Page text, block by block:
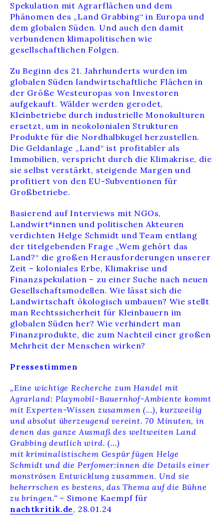
Spekulation mit Agrarflächen und dem
Phänomen des „Land Grabbing“ in Europa und
dem globalen Süden. Und auch den damit
verbundenen klimapolitischen wie
gesellschaftlichen Folgen.
Zu Beginn des 21. Jahrhunderts wurden im
globalen Süden landwirtschaftliche Flächen in
der Größe Westeuropas von Investoren
aufgekauft. Wälder werden gerodet,
Kleinbetriebe durch industrielle Monokulturen
ersetzt, um in neokolonialen Strukturen
Produkte für die Nordhalbkugel herzustellen.
Die Geldanlage „Land“ ist profitabler als
Immobilien, verspricht durch die Klimakrise, die
sie selbst verstärkt, steigende Margen und
profitiert von den EU-Subventionen für
Großbetriebe.
Basierend auf Interviews mit NGOs,
Landwirt*innen und politischen Akteuren
verdichten Helge Schmidt und Team entlang
der titelgebenden Frage „Wem gehört das
Land?“ die großen Herausforderungen unserer
Zeit – koloniales Erbe, Klimakrise und
Finanzspekulation – zu einer Suche nach neuen
Gesellschaftsmodellen. Wie lässt sich die
Landwirtschaft ökologisch umbauen? Wie stellt
man Rechtssicherheit für Kleinbauern im
globalen Süden her? Wie verhindert man
Finanzprodukte, die zum Nachteil einer großen
Mehrheit der Menschen wirken?
Pressestimmen
„Eine wichtige Recherche zum Handel mit
Agrarland: Playmobil-Bauernhof-Ambiente kommt
mit Experten-Wissen zusammen (…), kurzweilig
und absolut überzeugend vereint. 70 Minuten, in
denen das ganze Ausmaß des weltweiten Land
Grabbing deutlich wird. (…)
mit kriminalistischem Gespür fügen Helge
Schmidt und die Perfomer:innen die Details einer
monströsen Entwicklung zusammen. Und sie
beherrschen es bestens, das Thema auf die Bühne
zu bringen.“ – Simone Kaempf für
nachtkritik.de, 28.01.24